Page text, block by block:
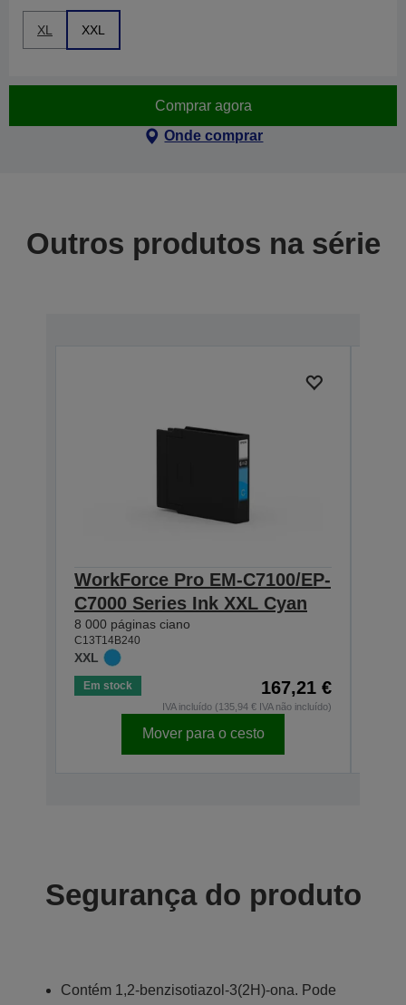
XL XXL
Comprar agora
Onde comprar
Outros produtos na série
WorkForce Pro EM-C7100/EP-
C7000 Series Ink XXL Cyan
8 000 páginas ciano
C13T14B240
XXL
Em stock 167,21 €
IVA incluído (135,94 € IVA não incluído)
Mover para o cesto
Segurança do produto
Contém 1,2-benzisotiazol-3(2H)-ona. Pode